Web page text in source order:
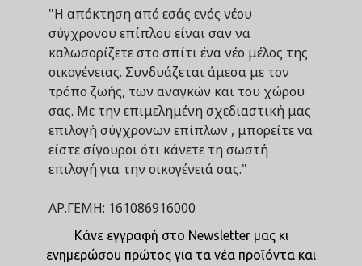
"Η απόκτηση από εσάς ενός νέου
σύγχρονου επίπλου είναι σαν να
καλωσορίζετε στο σπίτι ένα νέο μέλος της
οικογένειας. Συνδυάζεται άμεσα με τον
τρόπο ζωής, των αναγκών και του χώρου
σας. Με την επιμελημένη σχεδιαστική μας
επιλογή σύγχρονων επίπλων , μπορείτε να
είστε σίγουροι ότι κάνετε τη σωστή
επιλογή για την οικογένειά σας."
ΑΡ.ΓΕΜΗ: 161086916000
Κάνε εγγραφή στο Newsletter μας κι
ενημερώσου πρώτος για τα νέα προϊόντα και